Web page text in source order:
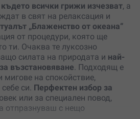
всички грижи изчезват, а
в свят на релаксация и
„Блаженство от океана“
от процедури, която ще
ти. Очаква те луксозно
силата на природата и най-
възстановяване . Подходящ е
мигове на спокойствие,
си. Перфектен избор за
или за специален повод,
отпразнуваш с нещо